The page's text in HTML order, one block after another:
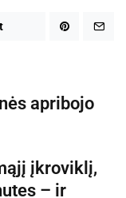
apribojo
įkroviklį,
– ir